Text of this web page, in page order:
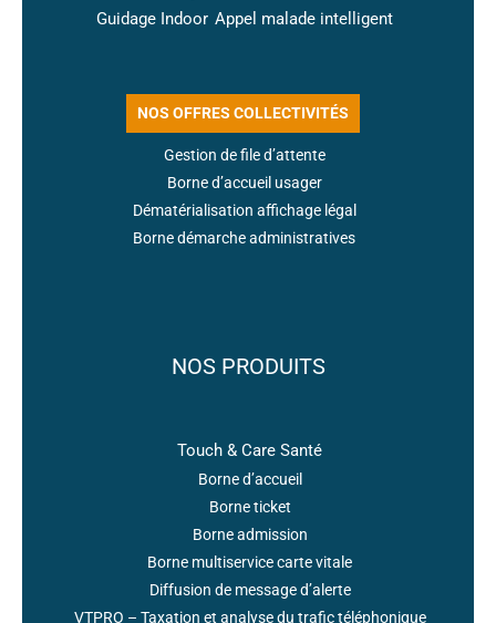
Guidage Indoor Appel malade intelligent
NOS OFFRES COLLECTIVITÉS
Gestion de file d’attente
Borne d’accueil usager
Dématérialisation affichage légal
Borne démarche administratives
NOS PRODUITS
Touch & Care Santé
Borne d’accueil
Borne ticket
Borne admission
Borne multiservice carte vitale
Diffusion de message d’alerte
VTPRO – Taxation et analyse du trafic téléphonique